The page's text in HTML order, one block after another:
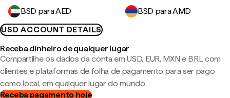
BSD para AED
BSD para AMD
USD ACCOUNT DETAILS
Receba dinheiro de qualquer lugar
Compartilhe os dados da conta em USD, EUR, MXN e BRL com
clientes e plataformas de folha de pagamento para ser pago
como local, em qualquer lugar do mundo.
Receba pagamento hoje